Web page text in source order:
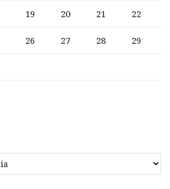
19 20 21 22
26 27 28 29